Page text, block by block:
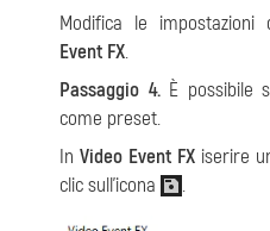
Modifica le
Event FX.
Passaggio 4.È possibile
come preset.
In Video Event FXiserire
clic sull'icona
.